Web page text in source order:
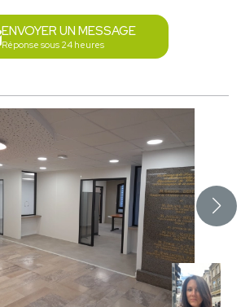
ENVOYER UN MESSAGE
Réponse sous 24 heures